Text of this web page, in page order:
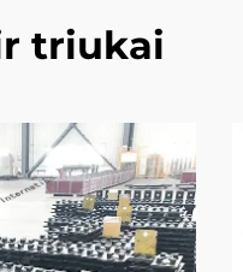
triukai